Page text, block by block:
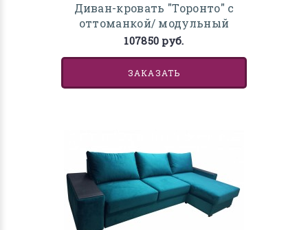
Диван-кровать "Торонто" с
оттоманкой/ модульный
107850 руб.
ЗАКАЗАТЬ